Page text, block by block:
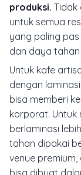
produksi. Tidak
untuk semua
yang paling
dan daya tahan
Untuk kafe
dengan
bisa memberi
korporat.
berlaminasi
tahan dipakai
venue
bisa dibuat